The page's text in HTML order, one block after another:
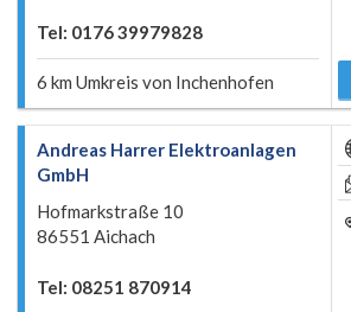
Tel: 0176 39979828
6 km Umkreis von Inchenhofen
Andreas Harrer Elektroanlagen
GmbH
Hofmarkstraße 10
86551 Aichach
Tel: 08251 870914